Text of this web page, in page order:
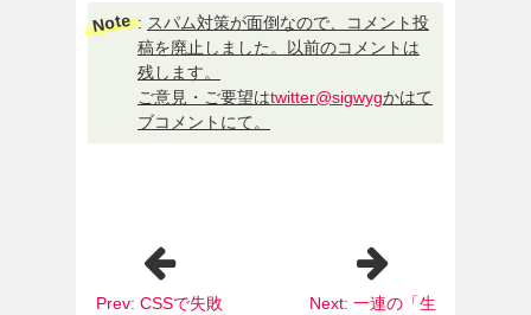
Note : スパム対策が面倒なので、コメント投
稿を廃止しました。以前のコメントは
残します。
ご意見・ご要望はtwitter@sigwygかはて
ブコメントにて。
Prev: CSSで失敗
Next: 一連の「生